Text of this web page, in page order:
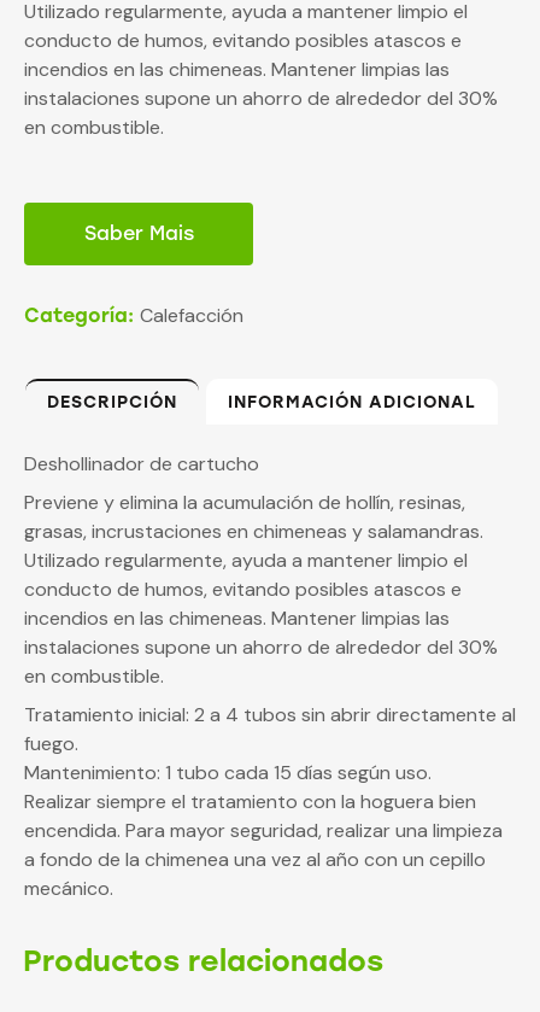
Utilizado regularmente, ayuda a mantener limpio el
conducto de humos, evitando posibles atascos e
incendios en las chimeneas. Mantener limpias las
instalaciones supone un ahorro de alrededor del 30%
en combustible.
Saber Mais
Categoría: Calefacción
DESCRIPCIÓN INFORMACIÓN ADICIONAL
Deshollinador de cartucho
Previene y elimina la acumulación de hollín, resinas,
grasas, incrustaciones en chimeneas y salamandras.
Utilizado regularmente, ayuda a mantener limpio el
conducto de humos, evitando posibles atascos e
incendios en las chimeneas. Mantener limpias las
instalaciones supone un ahorro de alrededor del 30%
en combustible.
Tratamiento inicial: 2 a 4 tubos sin abrir directamente al
fuego.
Mantenimiento: 1 tubo cada 15 días según uso.
Realizar siempre el tratamiento con la hoguera bien
encendida. Para mayor seguridad, realizar una limpieza
a fondo de la chimenea una vez al año con un cepillo
mecánico.
Productos relacionados